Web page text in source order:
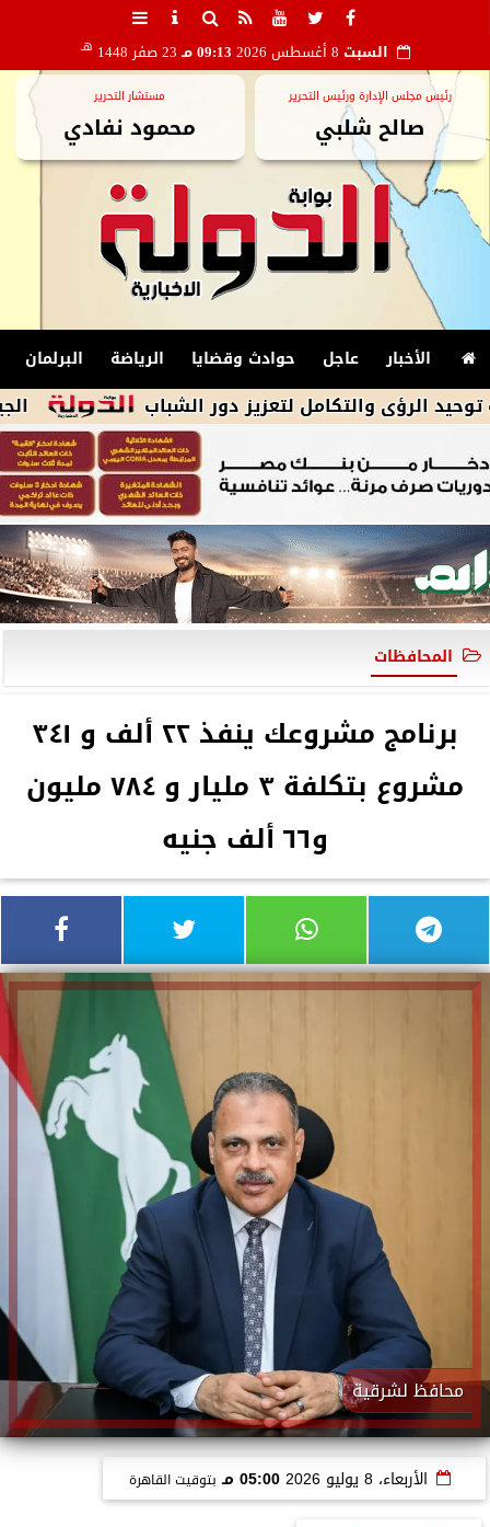
السبت 09:13 مـ 23 صفر 1448 هـ
رئيس مجلس الإدارة ورئيس التحرير
صالح شلبي
مستشار التحرير
محمود نفادي
الأخبار عاجل حوادث وقضايا الرياضة البرلمان
الجيش والتكامل لتعزيز دور الشباب
المحافظات
برنامج مشروعك ينفذ ٢٢ ألف و ٣٤١
مشروع بتكلفة ٣ مليار و ٧٨٤ مليون
و٦٦ ألف جنيه
محافظ لشرقية
الأربعاء، 8 يوليو 2026 05:00 مـ بتوقيت القاهرة